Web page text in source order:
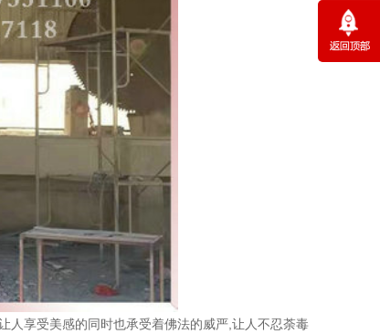
人享受美感的同时也承受着佛法的威严,让人不忍荼毒